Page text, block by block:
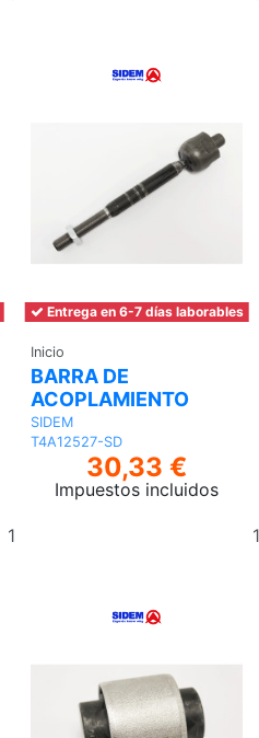
Entrega en 6-7 días laborables
Inicio
BARRA DE
ACOPLAMIENTO
SIDEM
T4A12527-SD
30,33 €
Impuestos incluidos